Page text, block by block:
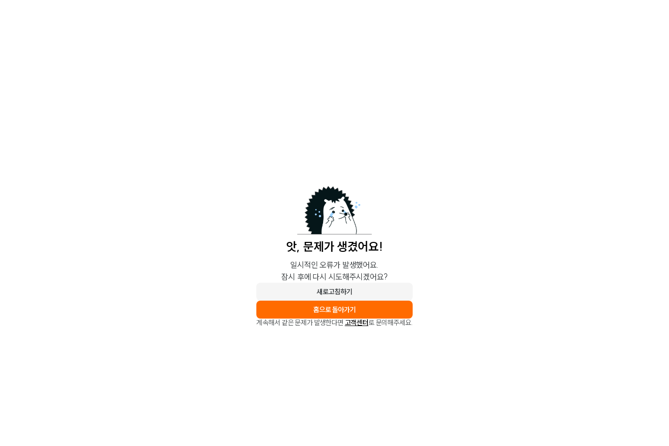
앗, 문제가 생겼어요!
일시적인 오류가 발생했어요.
잠시 후에 다시 시도해주시겠어요?
새로고침하기
홈으로 돌아가기
계속해서 같은 문제가 발생한다면 고객센터로 문의해주세요.